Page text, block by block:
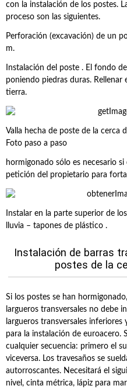
con la instalación de los postes.
proceso son las siguientes.
Perforación (excavación) de un
m.
Instalación del poste . El fondo
poniendo piedras duras. Rellenar
tierra.
Valla hecha de poste de la cerca
Foto paso a paso
hormigonado sólo es necesario
petición del propietario para
Instalar en la parte superior de
lluvia – tapones de plástico .
Instalación de barras
postes de la
Si los postes se han
largueros transversales no debe
largueros transversales
para la instalación de euroacero.
cualquier secuencia: primero el
viceversa. Los travesaños se
autorroscantes. Necesitará el
nivel, cinta métrica, lápiz para